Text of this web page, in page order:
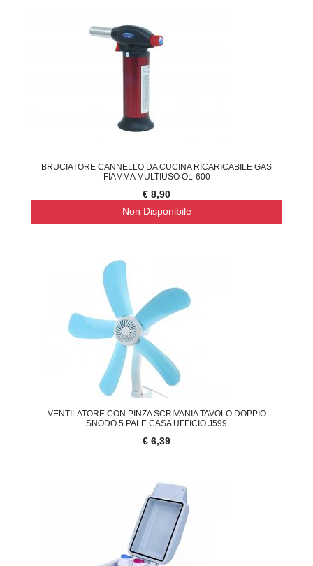
BRUCIATORE CANNELLO DA CUCINA RICARICABILE GAS
FIAMMA MULTIUSO OL-600
€ 8,90
Non Disponibile
VENTILATORE CON PINZA SCRIVANIA TAVOLO DOPPIO
SNODO 5 PALE CASA UFFICIO J599
€ 6,39